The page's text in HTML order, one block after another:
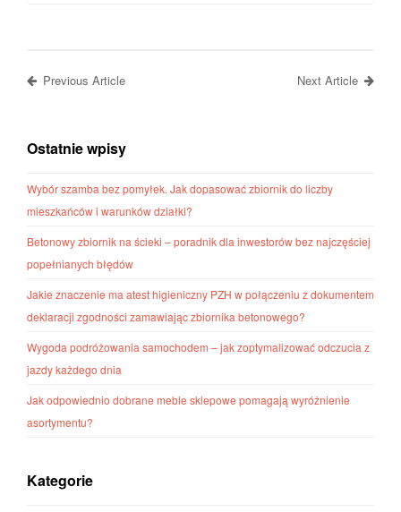
Previous Article Next Article
Ostatnie wpisy
Wybór szamba bez pomyłek. Jak dopasować zbiornik do liczby
mieszkańców i warunków działki?
Betonowy zbiornik na ścieki – poradnik dla inwestorów bez najczęściej
popełnianych błędów
Jakie znaczenie ma atest higieniczny PZH w połączeniu z dokumentem
deklaracji zgodności zamawiając zbiornika betonowego?
Wygoda podróżowania samochodem – jak zoptymalizować odczucia z
jazdy każdego dnia
Jak odpowiednio dobrane meble sklepowe pomagają wyróżnienie
asortymentu?
Kategorie